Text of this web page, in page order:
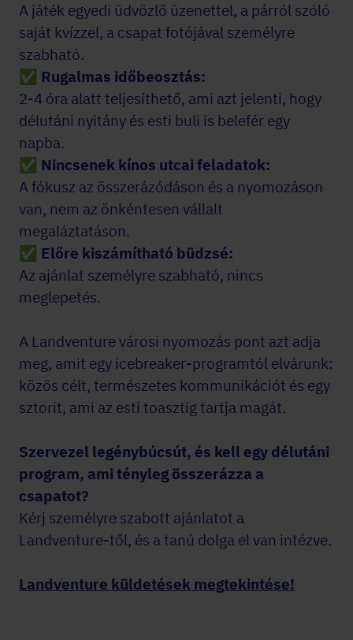
A játék egyedi üdvözlő üzenettel, a párról szóló
saját kvízzel, a csapat fotójával személyre
szabható.
✅ Rugalmas időbeosztás:
2-4 óra alatt teljesíthető, ami azt jelenti, hogy
délutáni nyitány és esti buli is belefér egy
napba.
✅ Nincsenek kínos utcai feladatok:
A fókusz az összerázódáson és a nyomozáson
van, nem az önkéntesen vállalt
megaláztatáson.
✅ Előre kiszámítható büdzsé:
Az ajánlat személyre szabható, nincs
meglepetés.
A Landventure városi nyomozás pont azt adja
meg, amit egy icebreaker-programtól elvárunk:
közös célt, természetes kommunikációt és egy
sztorit, ami az esti toasztig tartja magát.
Szervezel legénybúcsút, és kell egy délutáni
program, ami tényleg összerázza a
csapatot?
Kérj személyre szabott ajánlatot a
Landventure-től, és a tanú dolga el van intézve.
Landventure küldetések megtekintése!